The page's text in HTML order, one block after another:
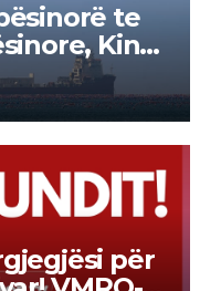
te
Kina
për